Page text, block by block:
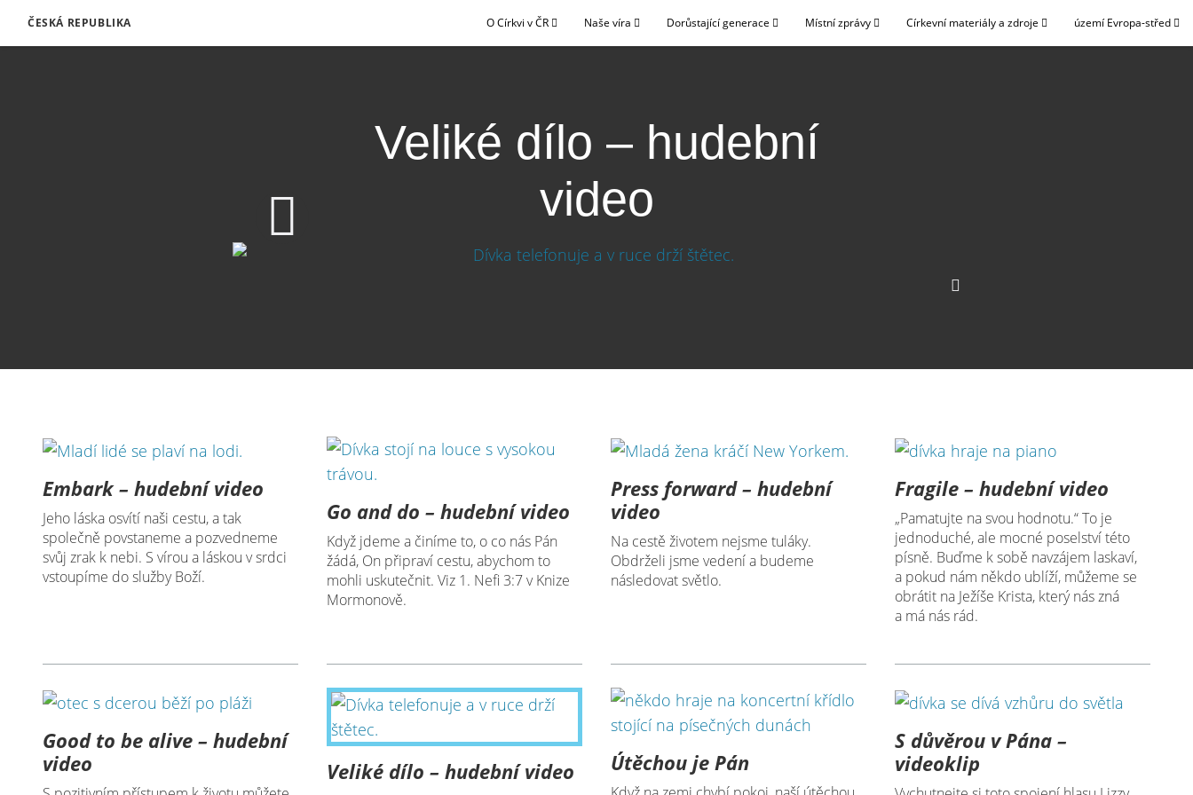
ČESKÁ REPUBLIKA O Církvi v ČR Naše víra Dorůstající generace Místní zprávy Církevní materiály a zdroje území Evropa-střed
Veliké dílo – hudební
video
Embark – hudební video
Jeho láska osvítí naši cestu, a tak
společně povstaneme a pozvedneme
svůj zrak k nebi. S vírou a láskou v srdci
vstoupíme do služby Boží.
Go and do – hudební video
Když jdeme a činíme to, o co nás Pán
žádá, On připraví cestu, abychom to
mohli uskutečnit. Viz 1. Nefi 3:7 v Knize
Mormonově.
Press forward – hudební
video
Na cestě životem nejsme tuláky.
Obdrželi jsme vedení a budeme
následovat světlo.
Fragile – hudební video
„Pamatujte na svou hodnotu.“ To je
jednoduché, ale mocné poselství této
písně. Buďme k sobě navzájem laskaví,
a pokud nám někdo ublíží, můžeme se
obrátit na Ježíše Krista, který nás zná
a má nás rád.
Good to be alive – hudební
video
Veliké dílo – hudební video Útěchou je Pán
S důvěrou v Pána –
videoklip